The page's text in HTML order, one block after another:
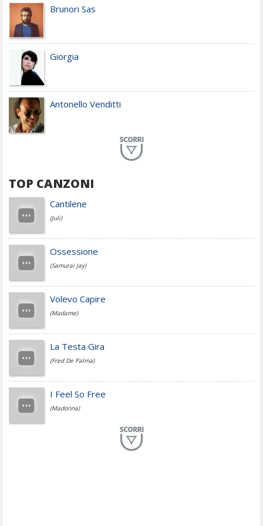
Brunori Sas
Giorgia
Antonello Venditti
Achille Lauro
Cesare Cremonini
Jovanotti
Fedez
Simone Cristicchi
TOP CANZONI
Cantilene
(Juli)
Ossessione
(Samurai Jay)
Volevo Capire
(Madame)
La Testa Gira
(Fred De Palma)
I Feel So Free
(Madonna)